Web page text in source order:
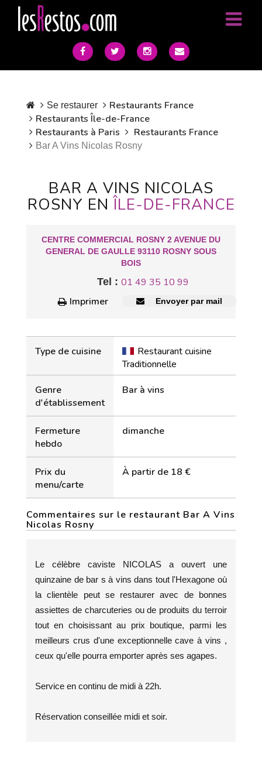
Se restaurer
Restaurants France
Restaurants Île-de-France
Restaurants à Paris
Restaurants France
Bar A Vins Nicolas Rosny
BAR A VINS NICOLAS
ROSNY ENÎLE-DE-FRANCE
CENTRE COMMERCIAL ROSNY 2 AVENUE DU
GENERAL DE GAULLE 93110 ROSNY SOUS
BOIS
Tel : 01 49 35 10 99
Imprimer
Envoyer par mail
Type de cuisine
Restaurant cuisine
Traditionnelle
Genre
d'établissement
Bar à vins
Fermeture
hebdo
dimanche
Prix du
menu/carte
À partir de 18 €
Commentaires sur le restaurant Bar A Vins
Nicolas Rosny
Le célèbre caviste NICOLAS a ouvert une
quinzaine de bar s à vins dans tout l'Hexagone où
la clientèle peut se restaurer avec de bonnes
assiettes de charcuteries ou de produits du terroir
tout en choisissant au prix boutique, parmi les
meilleurs crus d'une exceptionnelle cave à vins ,
ceux qu'elle pourra emporter après ses agapes.
Service en continu de midi à 22h.
Réservation conseillée midi et soir.